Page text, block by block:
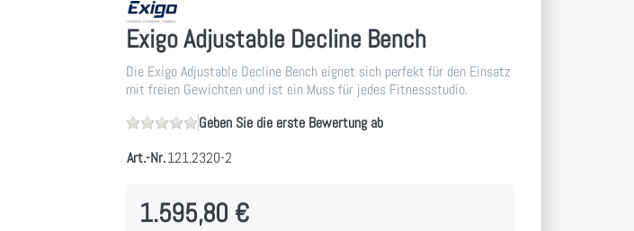
Exigo Adjustable Decline Bench
Die Exigo Adjustable Decline Bench eignet sich perfekt für den Einsatz
mit freien Gewichten und ist ein Muss für jedes Fitnessstudio.
Geben Sie die erste Bewertung ab
Art.-Nr.121.2320-2
1.595,80 €